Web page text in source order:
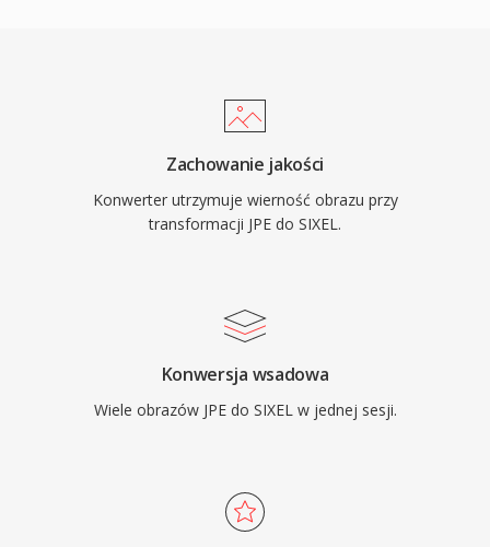
Zachowanie jakości
Konwerter utrzymuje wierność obrazu przy
transformacji JPE do SIXEL.
Konwersja wsadowa
Wiele obrazów JPE do SIXEL w jednej sesji.